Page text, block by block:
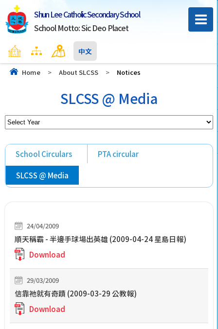
Shun Lee Catholic Secondary School
School Motto: Sic Deo Placet
Home Sitemap Contact Us
中文
Home > About SLCSS > Notices
SLCSS @ Media
School Circulars PTA circular
SLCSS @ Media
24/04/2009
順天稱霸 - 半邊手球場出英雄 (2009-04-24 星島日報)
Download
29/03/2009
信靠祂就有奇蹟 (2009-03-29 公教報)
Download